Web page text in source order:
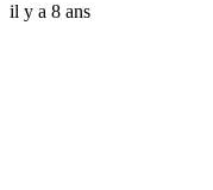
il y a 8 ans